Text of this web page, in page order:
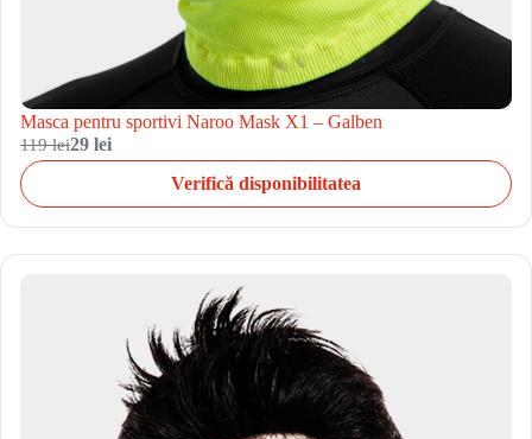
Masca pentru sportivi Naroo Mask X1 – Galben
119 lei29 lei
Verifică disponibilitatea